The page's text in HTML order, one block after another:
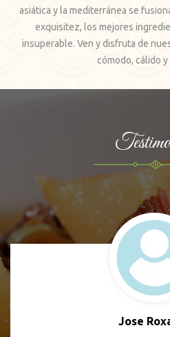
asiática y la mediterránea se
exquisitez, los mejores
insuperable. Ven y disfruta de
cómodo, cálido y
Jose